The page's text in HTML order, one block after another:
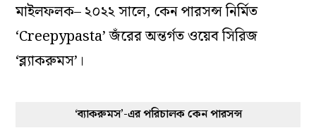
মাইলফলক– ২০২২ সালে, কেন পারসন্স নির্মিত
‘Creepypasta’ জঁরের অন্তর্গত ওয়েব সিরিজ
‘ব্ল্যাকরুমস’।
‘ব্যাকরুমস’-এর পরিচালক কেন পারসন্স